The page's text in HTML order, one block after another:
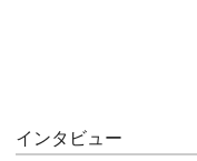
インタビュー